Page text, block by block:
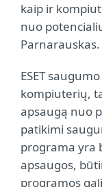
kaip ir
nuo
Parnarauskas.
ESET
kompiuterių,
apsaugą nuo
patikimi
programa yra
apsaugos,
programos